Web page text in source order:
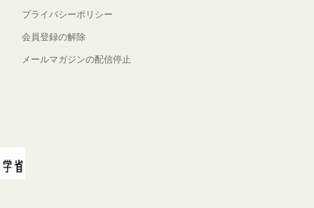
プライバシーポリシー
会員登録の解除
メールマガジンの配信停止